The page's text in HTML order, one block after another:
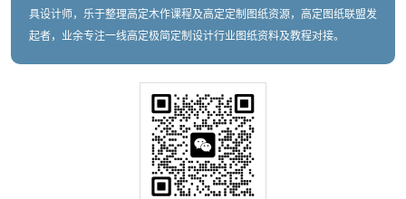
具设计师，乐于整理高定木作课程及高定定制图纸资源，高定图纸联盟发
起者，业余专注一线高定极简定制设计行业图纸资料及教程对接。